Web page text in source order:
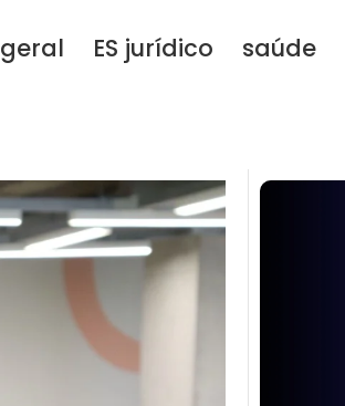
geral ES jurídico saúde